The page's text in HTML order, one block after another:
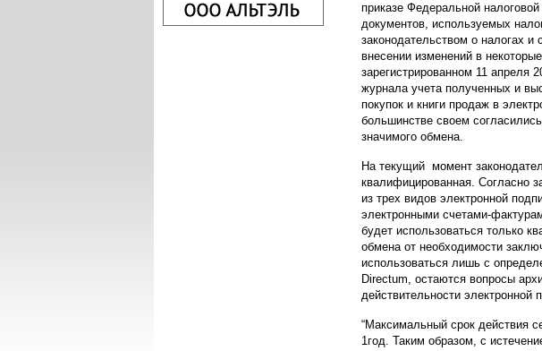
приказе Федеральной
документов, используемых
законодательством о налогах
внесении изменений в
зарегистрированном 11
журнала учета полученных и
покупок и книги продаж в
большинстве своем
значимого обмена.
На текущий момент
квалифицированная. Согласно
из трех видов электронной
электронными счетами-
будет использоваться только
обмена от необходимости
использоваться лишь с
Directum, остаются вопросы
действительности электронной
“Максимальный срок действия
1год. Таким образом, с